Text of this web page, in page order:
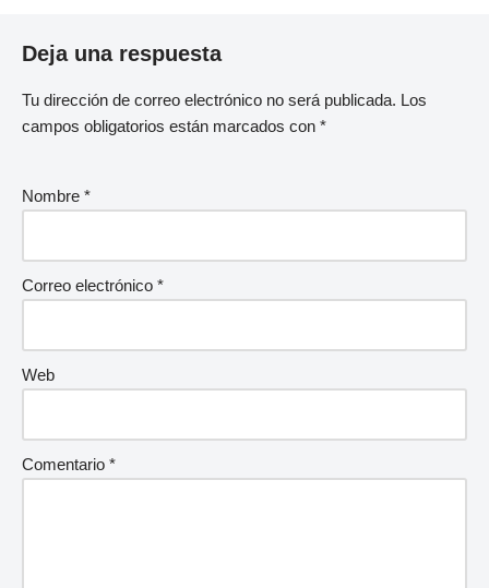
Deja una respuesta
Tu dirección de correo electrónico no será publicada. Los
campos obligatorios están marcados con *
Nombre *
Correo electrónico *
Web
Comentario *